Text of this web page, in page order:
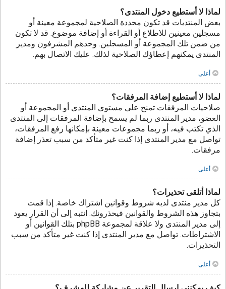
لماذا لا أستطيع دخول المنتدى؟
بعض المنتديات قد تكون محددة الصلاحية لمجموعة معينة أو
مسجلين معينين للاطلاع أو القراءة أو إضافة موضوع. قد لا تكون
من ضمن تلك المجموعة أو المسجلين. وحدهم المشرفون ومدير
المنتدى يمكنهم إعطاؤك الصلاحية لذلك. عليك الاتصال بهم.
أعلى
لماذا لا أستطيع إضافة المرفقات؟
صلاحيات المرفقات تمنح على مستوى المنتدى أو المجموعة أو
العضو، مدير المنتدى ربما لم يسمح بإضافة المرفقات إلى المنتدى
الذي تكتب فيه، أو ربما مجموعات معينة بإمكانها رفع المرفقات،
تواصل مع مدير المنتدى إذا كنت غير متأكد من سبب تعذر إضافة
مرفقات.
أعلى
لماذا أتلقى تحذيرات؟
كل مدير منتدى لديه شروط وقوانين اشتراك خاصة. إذا قمت
بتجاوز هذه الشروط والقوانين فيحذرونك. انتبه إلى أن القرار يعود
إلى مدير المنتدى ولا علاقة لمجموعة phpBB بتلك القوانين أو
الاشتراطات. تواصل مع مدير المنتدى إذا كنت غير متأكد من سبب
التحذيرات.
أعلى